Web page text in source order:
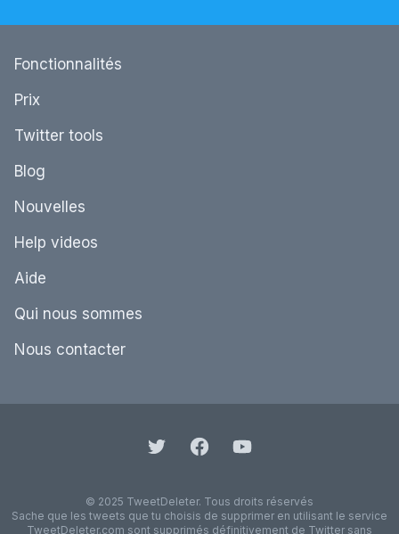
Fonctionnalités
Prix
Twitter tools
Blog
Nouvelles
Help videos
Aide
Qui nous sommes
Nous contacter
© 2025 TweetDeleter. Tous droits réservés
Sache que les tweets que tu choisis de supprimer en utilisant le service
TweetDeleter.com sont supprimés définitivement de Twitter sans